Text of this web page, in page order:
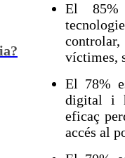
El 85%
controlar,
víctimes,
El 78%
digital i
eficaç
accés al